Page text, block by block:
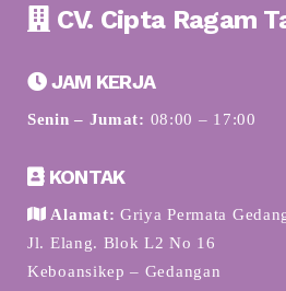
CV. Cipta Ragam
JAM KERJA
Senin – Jumat: 08:00 – 17:00
KONTAK
Alamat: Griya Permata
Jl. Elang. Blok L2 No 16
Keboansikep – Gedangan